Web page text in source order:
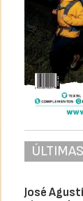
José